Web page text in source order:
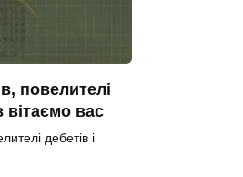
повелителі
вітаємо вас
дебетів і